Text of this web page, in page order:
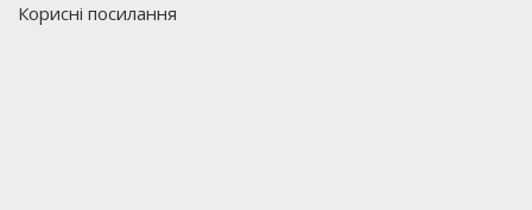
Корисні посилання